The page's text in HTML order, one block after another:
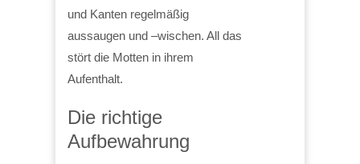
und Kanten regelmäßig
aussaugen und –wischen. All das
stört die Motten in ihrem
Aufenthalt.
Die richtige
Aufbewahrung